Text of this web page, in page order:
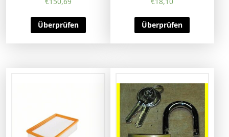
Überprüfen Überprüfen